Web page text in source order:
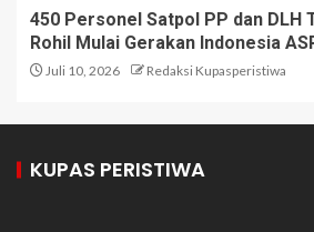
450 Personel Satpol PP dan DLH
Rohil Mulai Gerakan Indonesia
Juli 10, 2026 Redaksi Kupasperistiwa
KUPAS PERISTIWA